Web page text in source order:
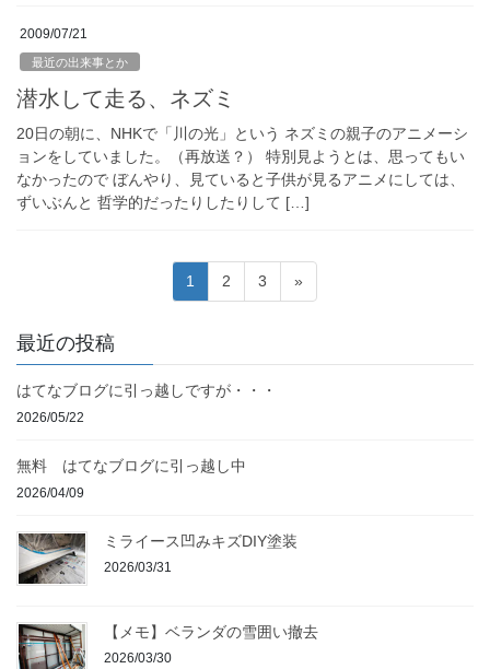
2009/07/21
最近の出来事とか
潜水して走る、ネズミ
20日の朝に、NHKで「川の光」という ネズミの親子のアニメーシ
ョンをしていました。（再放送？） 特別見ようとは、思ってもい
なかったので ぼんやり、見ていると子供が見るアニメにしては、
ずいぶんと 哲学的だったりしたりして […]
の
ペ
ー
送
り
固
定
ジ
1
固
定
ジ
2
固
定
3 »
最近の投稿
はてなブログに引っ越しですが・・・
2026/05/22
無料 はてなブログに引っ越し中
2026/04/09
ミライース凹みキズDIY塗装
2026/03/31
【メモ】ベランダの雪囲い撤去
2026/03/30